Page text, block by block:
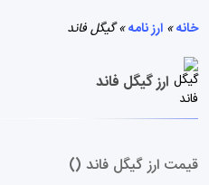
خانه» ارز نامه»گیگل فاند
ارز گیگل فاند
قیمت ارز گیگل فاند ()